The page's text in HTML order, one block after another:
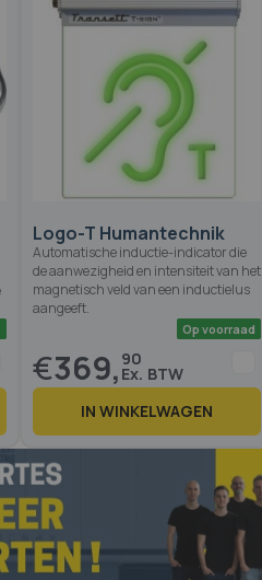
voorraad
Logo-T Humantechnik
Automatische inductie-indicator die
de aanwezigheid en intensiteit van het
magnetisch veld van een inductielus
aangeeft.
€369, 90
IN WINKELWAGEN